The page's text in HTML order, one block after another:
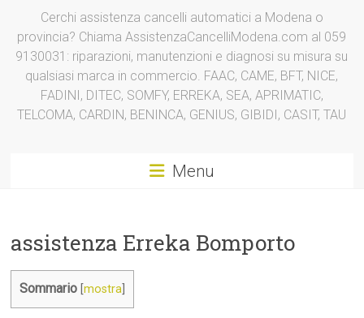
Cerchi assistenza cancelli automatici a Modena o
provincia? Chiama AssistenzaCancelliModena.com al 059
9130031: riparazioni, manutenzioni e diagnosi su misura su
qualsiasi marca in commercio. FAAC, CAME, BFT, NICE,
FADINI, DITEC, SOMFY, ERREKA, SEA, APRIMATIC,
TELCOMA, CARDIN, BENINCA, GENIUS, GIBIDI, CASIT, TAU
Menu
assistenza Erreka Bomporto
Sommario [mostra